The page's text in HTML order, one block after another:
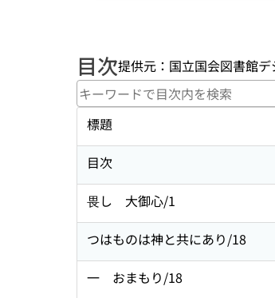
目次提供元：国立国会図書館
標題
目次
畏し 大御心/1
つはものは神と共にあり/18
一 おまもり/18